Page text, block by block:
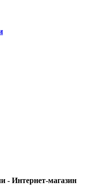
- Интернет-магазин